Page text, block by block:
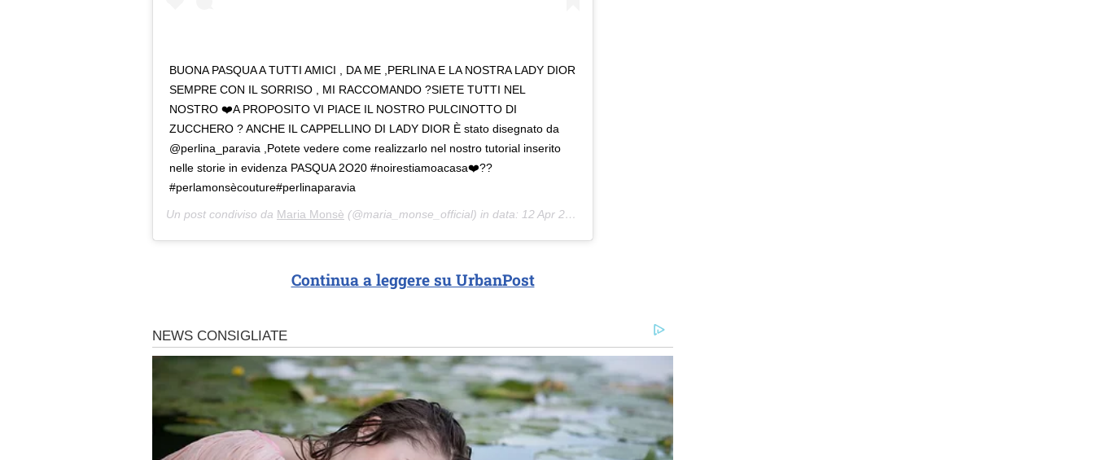
BUONA PASQUA A TUTTI AMICI , DA ME ,PERLINA E LA NOSTRA LADY DIOR
SEMPRE CON IL SORRISO , MI RACCOMANDO ?SIETE TUTTI NEL
NOSTRO ❤️A PROPOSITO VI PIACE IL NOSTRO PULCINOTTO DI
ZUCCHERO ? ANCHE IL CAPPELLINO DI LADY DIOR È stato disegnato da
@perlina_paravia ,Potete vedere come realizzarlo nel nostro tutorial inserito
nelle storie in evidenza PASQUA 2O20 #noirestiamoacasa❤️??
#perlamonsècouture#perlinaparavia
Un post condiviso da Maria Monsè (@maria_monse_official) in data: 12 Apr 2020 alle ore 11:26 PDT
Continua a leggere su UrbanPost